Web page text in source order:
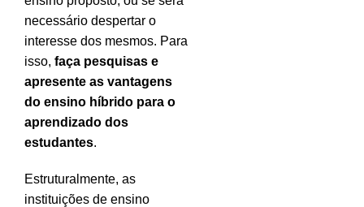
necessário despertar o
interesse dos mesmos. Para
isso, faça pesquisas e
apresente as vantagens
do ensino híbrido para o
aprendizado dos
estudantes.
Estruturalmente, as
instituições de ensino